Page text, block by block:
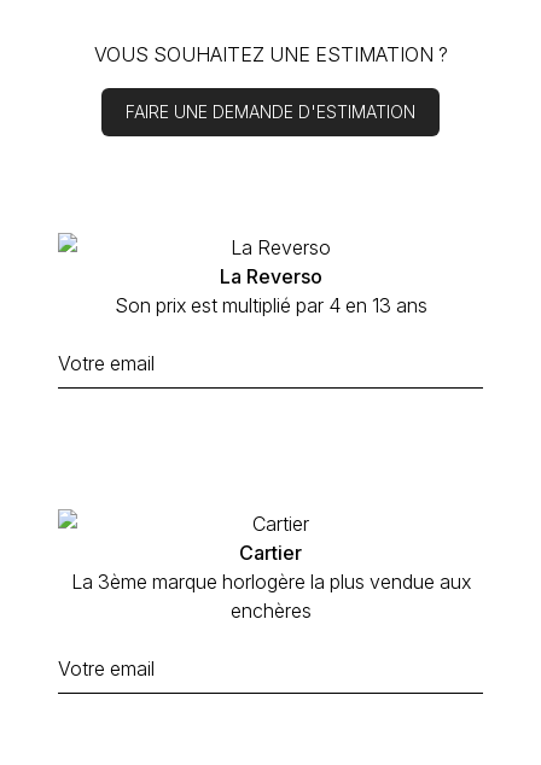
VOUS SOUHAITEZ UNE ESTIMATION ?
FAIRE UNE DEMANDE D'ESTIMATION
La Reverso
Son prix est multiplié par 4 en 13 ans
Cartier
La 3ème marque horlogère la plus vendue aux
enchères